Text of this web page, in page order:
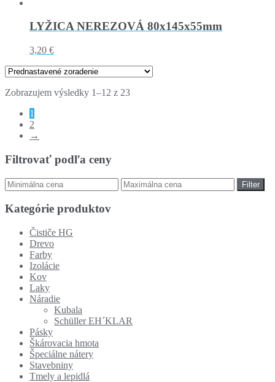
LYŽICA NEREZOVÁ 80x145x55mm
3,20 €
Zobrazujem výsledky 1–12 z 23
1
2
→
Filtrovať podľa ceny
Filter
Kategórie produktov
Čističe HG
Drevo
Farby
Izolácie
Kov
Laky
Náradie
Kubala
Schüller EH´KLAR
Pásky
Škárovacia hmota
Špeciálne nátery
Stavebniny
Tmely a lepidlá